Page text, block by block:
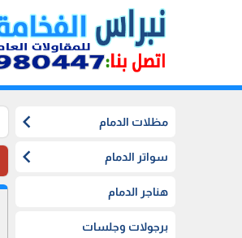
مظلات الدمام chevron_left
سواتر الدمام chevron_left
هناجر الدمام
برجولات وجلسات